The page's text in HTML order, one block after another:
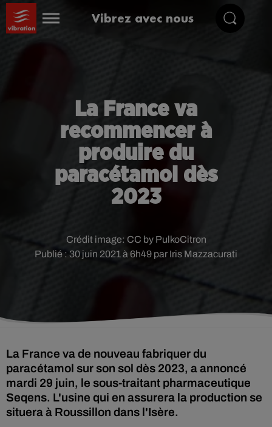
Vibrez avec nous
La France va
recommencer à
produire du
paracétamol dès
2023
Publié : 30 juin 2021 à 6h49 par Iris Mazzacurati
Crédit image: CC by PulkoCitron
La France va de nouveau fabriquer du
paracétamol sur son sol dès 2023, a annoncé
mardi 29 juin, le sous-traitant pharmaceutique
Seqens. L'usine qui en assurera la production se
situera à Roussillon dans l'Isère.